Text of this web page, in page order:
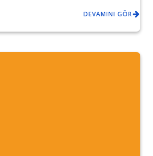
DEVAMINI GÖR